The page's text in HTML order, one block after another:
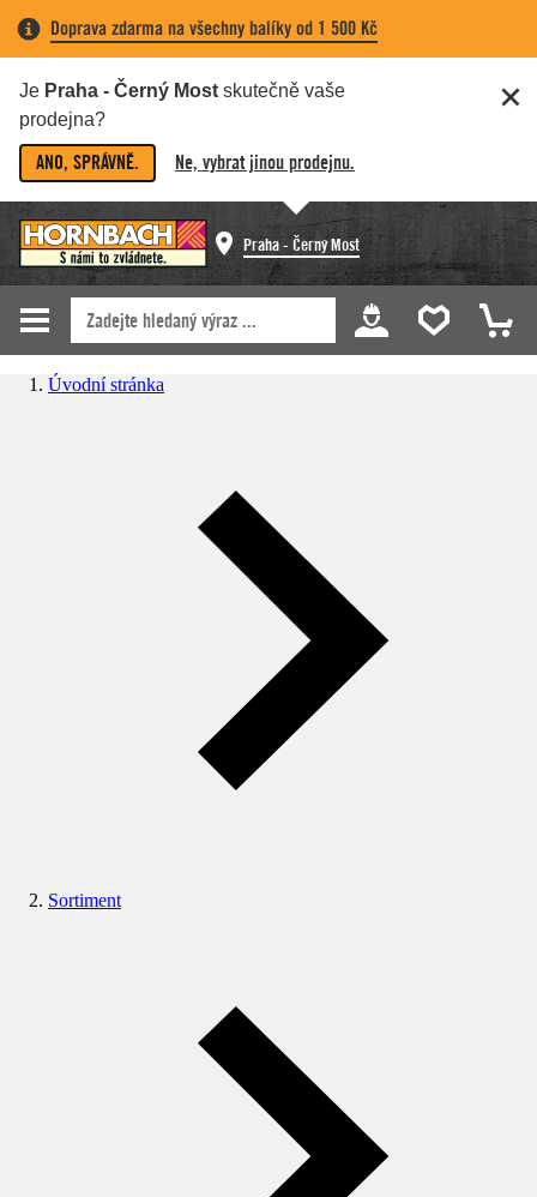
Doprava zdarma na všechny balíky od 1 500 Kč
Je Praha - Černý Most skutečně vaše
prodejna?
ANO, SPRÁVNĚ. Ne, vybrat jinou prodejnu.
Praha - Černý Most
Úvodní stránka
Sortiment